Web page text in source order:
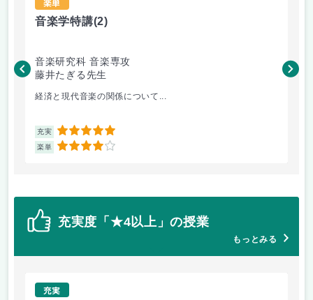
楽単
音楽学特講(2)
音楽研究科 音楽専攻
藤井たぎる先生
経済と現代音楽の関係について...
充実 5
楽単 4
清
充実度「★4以上」の授業
もっとみる
充実